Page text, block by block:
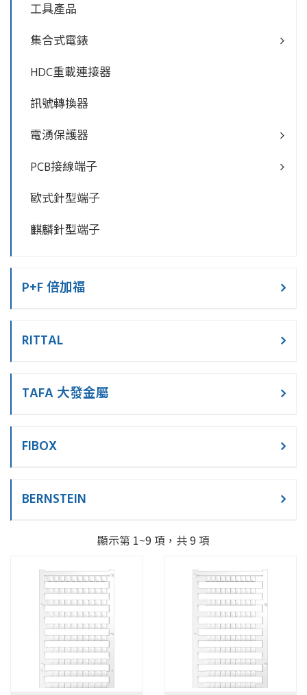
顯示第 1~9 項，共 9 項
工具產品
集合式電錶
HDC重載連接器
訊號轉換器
電湧保護器
PCB接線端子
歐式針型端子
麒麟針型端子
P+F 倍加福
RITTAL
TAFA 大發金屬
FIBOX
BERNSTEIN